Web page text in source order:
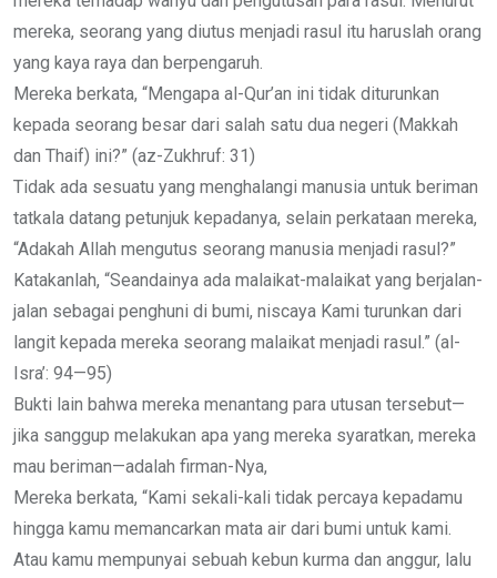
mereka, seorang yang diutus menjadi rasul itu haruslah orang
yang kaya raya dan berpengaruh.
Mereka berkata, “Mengapa al-Qur’an ini tidak diturunkan
kepada seorang besar dari salah satu dua negeri (Makkah
dan Thaif) ini?” (az-Zukhruf: 31)
Tidak ada sesuatu yang menghalangi manusia untuk beriman
tatkala datang petunjuk kepadanya, selain perkataan mereka,
“Adakah Allah mengutus seorang manusia menjadi rasul?”
Katakanlah, “Seandainya ada malaikat-malaikat yang berjalan-
jalan sebagai penghuni di bumi, niscaya Kami turunkan dari
langit kepada mereka seorang malaikat menjadi rasul.” (al-
Isra’: 94—95)
Bukti lain bahwa mereka menantang para utusan tersebut—
jika sanggup melakukan apa yang mereka syaratkan, mereka
mau beriman—adalah firman-Nya,
Mereka berkata, “Kami sekali-kali tidak percaya kepadamu
hingga kamu memancarkan mata air dari bumi untuk kami.
Atau kamu mempunyai sebuah kebun kurma dan anggur, lalu